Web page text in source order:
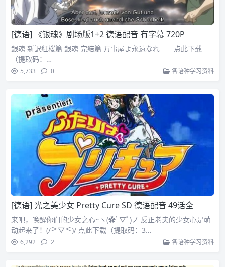
[德语] 《银魂》剧场版1+2 德语配音 有字幕 720P
銀魂 新訳紅桜篇 銀魂 完結篇 万事屋よ永遠なれ 点此下载
（提取码：…
5,733 0 各语种学习资料
[德语] 光之美少女 Pretty Cure SD 德语配音 49话全
来吧，唤醒你们的少女之心~ヽ(✿ﾟ▽ﾟ)ノ 反正老夫的少女心是萌
动起来了！(/≧▽≦)/ 点此下载（提取码：3…
6,292 2 各语种学习资料